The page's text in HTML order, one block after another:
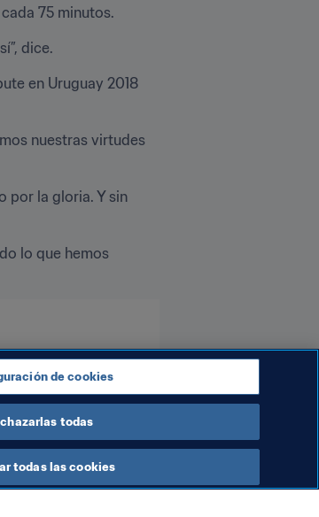
75 minutos.
dice.
en Uruguay 2018
nuestras virtudes
por la gloria. Y sin
lo que hemos
de cookies
todas
todas las cookies